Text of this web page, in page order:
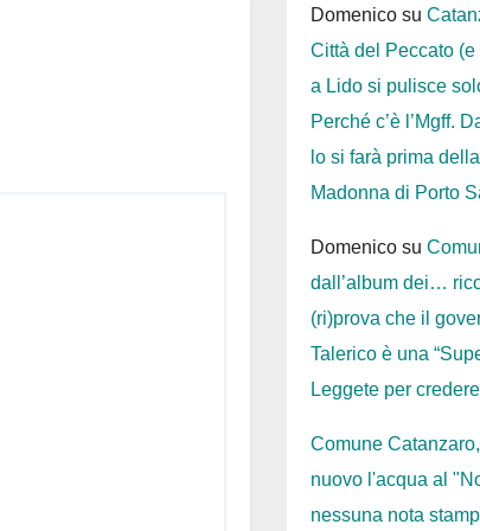
Domenicosu
Città del Peccato (e
a Lido si pulisce
Perché c’è l’Mgff.
lo si farà prima
Madonna di Porto
Domenicosu
dall’album dei…
(ri)prova che il
Talerico è una
Leggete per credere
Comune
nuovo l'acqua al
nessuna nota